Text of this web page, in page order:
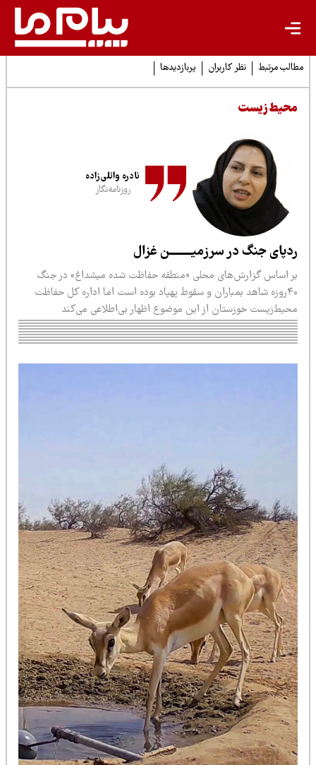
مرتبط نظر کاربران پربازدیدها
زیست
نادره وائلی‌زاده
روزنامه‌نگار
جنگ در سرزمیــــــــن غزال
اساس گزارش‌های محلی «منطقه حفاظت شده میشداغ» در جنگ
۴۰‌روزه شاهد بمباران و سقوط پهپاد بوده است اما اداره کل حفاظت
خوزستان از این موضوع اظهار بی‌اطلاعی می‌کند